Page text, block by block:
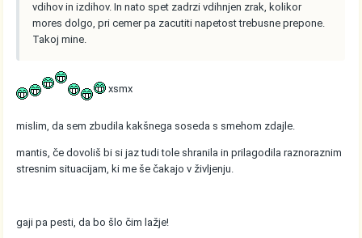
vdihov in izdihov. In nato spet zadrzi vdihnjen zrak, kolikor
mores dolgo, pri cemer pa zacutiti napetost trebusne prepone.
Takoj mine.
xsmx
mislim, da sem zbudila kakšnega soseda s smehom zdajle.
mantis, če dovoliš bi si jaz tudi tole shranila in prilagodila raznoraznim
stresnim situacijam, ki me še čakajo v življenju.
gaji pa pesti, da bo šlo čim lažje!